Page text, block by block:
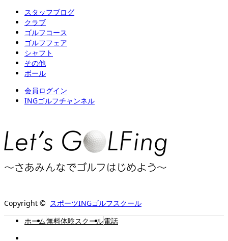
スタッフブログ
クラブ
ゴルフコース
ゴルフフェア
シャフト
その他
ボール
会員ログイン
INGゴルフチャンネル
Copyright © スポーツINGゴルフスクール
ホーム無料体験スクール電話